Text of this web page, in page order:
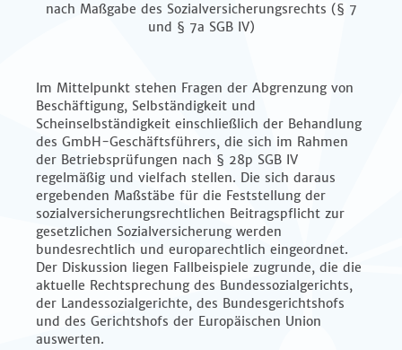
nach Maßgabe des Sozialversicherungsrechts (§ 7
und § 7a SGB IV)
Im Mittelpunkt stehen Fragen der Abgrenzung von
Beschäftigung, Selbständigkeit und
Scheinselbständigkeit einschließlich der Behandlung
des GmbH-Geschäftsführers, die sich im Rahmen
der Betriebsprüfungen nach § 28p SGB IV
regelmäßig und vielfach stellen. Die sich daraus
ergebenden Maßstäbe für die Feststellung der
sozialversicherungsrechtlichen Beitragspflicht zur
gesetzlichen Sozialversicherung werden
bundesrechtlich und europarechtlich eingeordnet.
Der Diskussion liegen Fallbeispiele zugrunde, die die
aktuelle Rechtsprechung des Bundessozialgerichts,
der Landessozialgerichte, des Bundesgerichtshofs
und des Gerichtshofs der Europäischen Union
auswerten.